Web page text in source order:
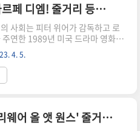
'쇼생크탈출'은 1994년 개봉하였
라본 감독과 팀 로빈스, 모건 프
으며, 스티븐 킹의 중편 소설을 원
받는 영화 중 하나가 되었습니다.
팀 로빈스)은 아내와 애인을 살해한
선고를 받은 성공한 은행가입니다.
했지..
영화 '죽은 시인의 사회' 카르페 디엠! 줄거리 등장인물 총평
사회는 피터 위어가 감독하고 로
주연한 1989년 미국 드라마 영화입
시에 찬사를 받았고 최우수 작품상
의 아카데미상 후보에 올랐습니다.
연작 중에서 최고로 평가되고 있
장인물 총평을 소개합니다. 영화
에 새로 왔습니다. 시와 문학을 가
들로 하여금 삶의 의미와 자유를
4. 5.
영화 추천 '에브리씽 에브리웨어 올 앳 원스' 줄거리 캐릭터 리뷰